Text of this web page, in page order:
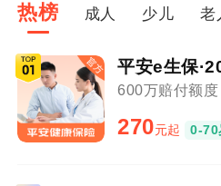
热榜 成人 少儿 老
平安e生保
600万赔付额
270元起 0-70